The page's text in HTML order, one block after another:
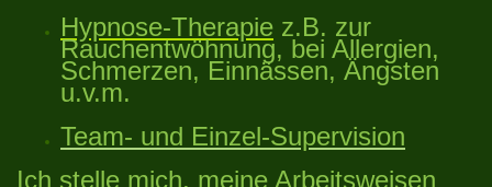
Hypnose-Therapie z.B. zur
Rauchentwöhnung, bei Allergien,
Schmerzen, Einnässen, Ängsten
u.v.m.
Team- und Einzel-Supervision
Ich stelle mich, meine Arbeitsweisen